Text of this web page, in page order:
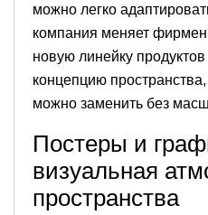
можно легко
компания меняет
новую линейку
концепцию
можно заменить без
Постеры и
визуальная
пространства